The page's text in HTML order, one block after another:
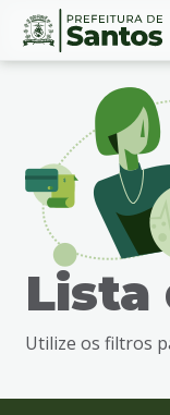
Ir
busca
Ir
Conteúdo
Lista
Utilize os filtros